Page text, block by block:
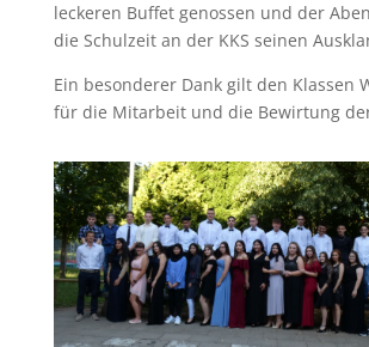
leckeren Buffet genossen und der
die Schulzeit an der KKS seinen
Ein besonderer Dank gilt den Klassen
für die Mitarbeit und die Bewirtung